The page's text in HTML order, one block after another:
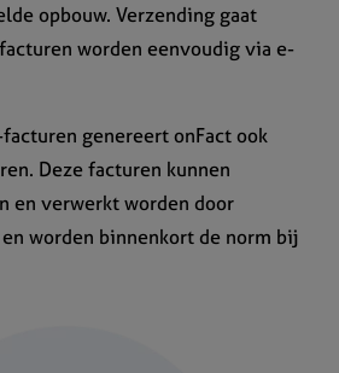
opbouw. Verzending gaat
worden eenvoudig via e-
facturen genereert onFact ook
Deze facturen kunnen
en verwerkt worden door
worden binnenkort de norm bij